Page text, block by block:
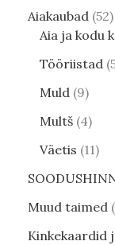
Aiakaubad 52
Aia ja kodu
Tööriistad
Muld 9
Multš 4
Väetis 11
Muud taimed
Kinkekaardid